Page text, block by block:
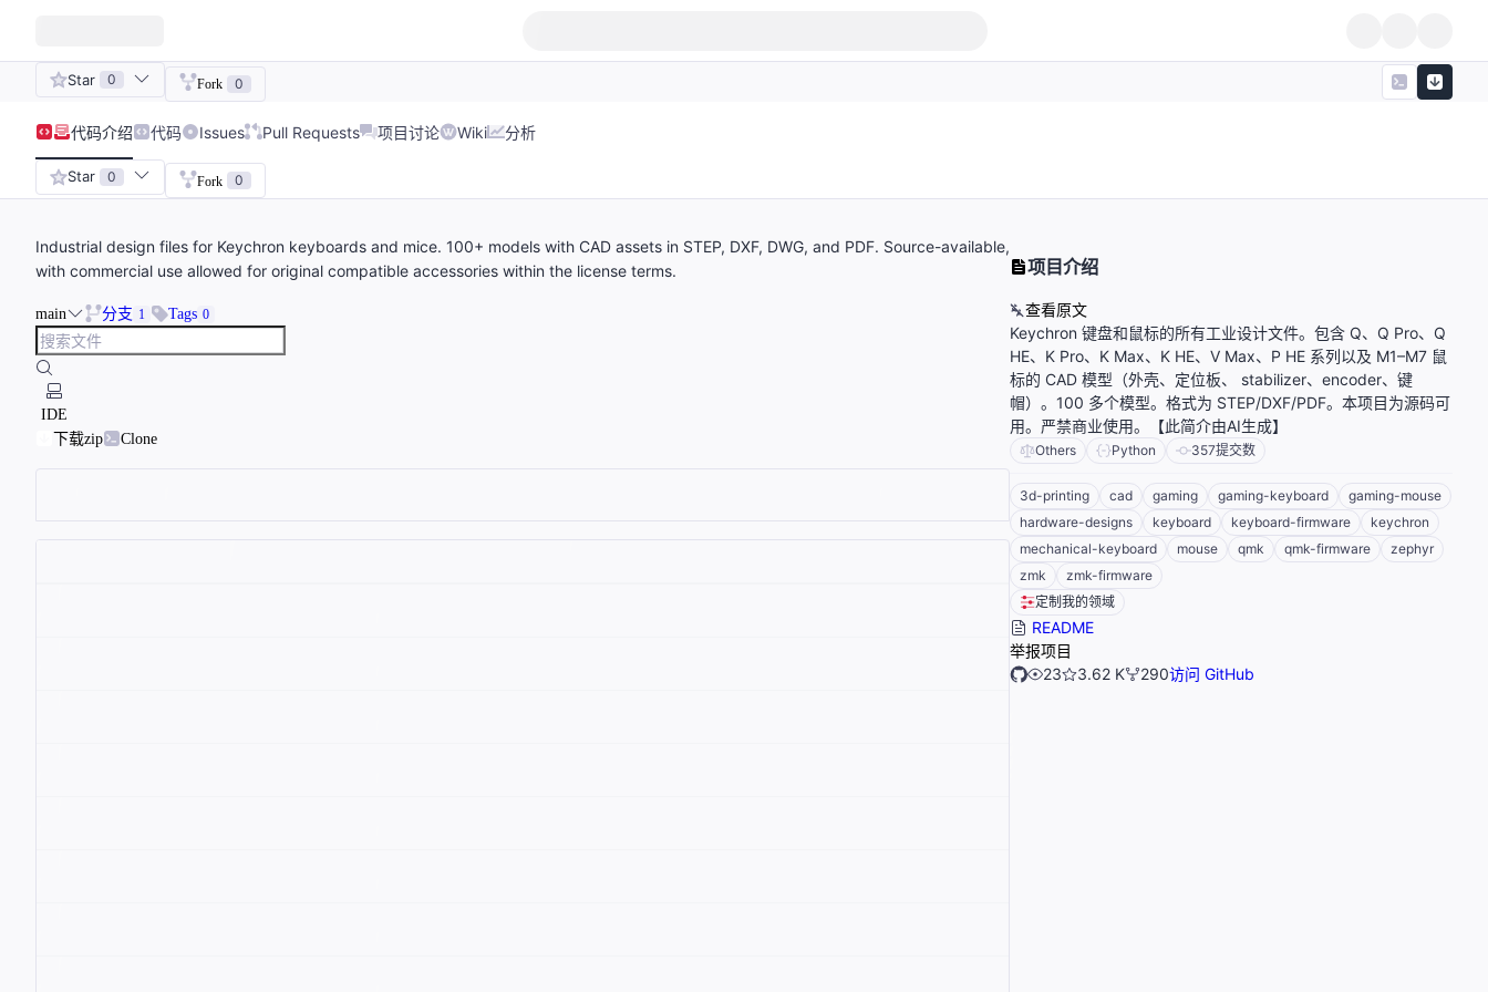
Star 0 Fork 0
代码介绍 代码 Issues Pull Requests 项目讨论 Wiki 分析
Star 0 Fork 0
Industrial design files for Keychron keyboards and mice. 100+ models with CAD assets in STEP, DXF, DWG, and PDF. Source-available,
with commercial use allowed for original compatible accessories within the license terms.
main 分支 1 Tags 0
IDE
下载zip
Clone
项目介绍
查看原文
Keychron 键盘和鼠标的所有工业设计文件。包含 Q、Q Pro、Q
HE、K Pro、K Max、K HE、V Max、P HE 系列以及 M1–M7 鼠
标的 CAD 模型（外壳、定位板、 stabilizer、encoder、键
帽）。100 多个模型。格式为 STEP/DXF/PDF。本项目为源码可
用。严禁商业使用。【此简介由AI生成】
Others Python 357提交数
3d-printing cad gaming gaming-keyboard
gaming-mouse
hardware-designs
keyboard keyboard-firmware
keychron
mechanical-keyboard
mouse qmk qmk-firmware
zephyr
zmk
zmk-firmware
定制我的领域
README
举报项目
23
3.62 K 290访问 GitHub